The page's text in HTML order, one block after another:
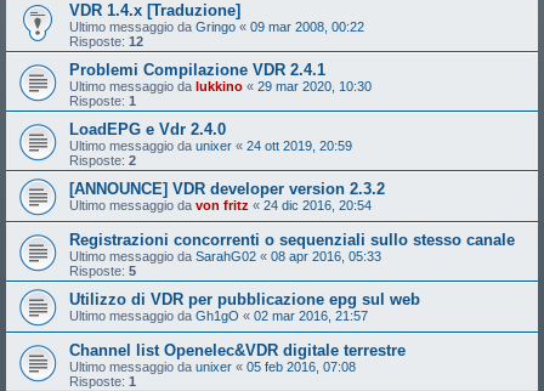
VDR 1.4.x [Traduzione]
Ultimo messaggio da Gringo « 09 mar 2008, 00:22
Risposte: 12
Problemi Compilazione VDR 2.4.1
Ultimo messaggio da lukkino « 29 mar 2020, 10:30
Risposte: 1
LoadEPG e Vdr 2.4.0
Ultimo messaggio da unixer « 24 ott 2019, 20:59
Risposte: 2
[ANNOUNCE] VDR developer version 2.3.2
Ultimo messaggio da von fritz « 24 dic 2016, 20:54
Registrazioni concorrenti o sequenziali sullo stesso canale
Ultimo messaggio da SarahG02 « 08 apr 2016, 05:33
Risposte: 5
Utilizzo di VDR per pubblicazione epg sul web
Ultimo messaggio da Gh1gO « 02 mar 2016, 21:57
Channel list Openelec&VDR digitale terrestre
Ultimo messaggio da unixer « 05 feb 2016, 07:08
Risposte: 1